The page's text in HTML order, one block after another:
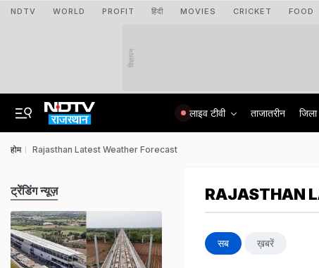
NDTV WORLD PROFIT हिंदी MOVIES CRICKET FOOD
विज्ञापन
लाइव टीवी ताजातरीन जिला
होम Rajasthan Latest Weather Forecast
RAJASTHAN
सब ख़बरें
ट्रेंडिंग न्यूज़